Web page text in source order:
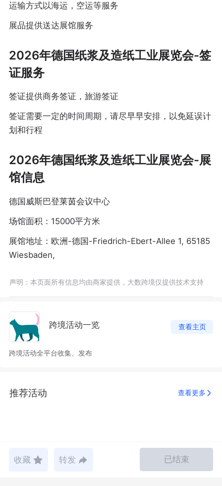
运输方式以海运，空运等服务
展品提供送达展馆服务
2026年德国纸浆及造纸工业展览会-签
证服务
签证提供商务签证，旅游签证
签证需要一定的时间周期，请尽早早安排，以免延误计
划和行程
2026年德国纸浆及造纸工业展览会-展
馆信息
德国威斯巴登莱茵会议中心
场馆面积：15000平方米
展馆地址：欧洲-德国-Friedrich-Ebert-Allee 1, 65185
Wiesbaden,
声明：本页面所有信息均由商家提供，大数跨境仅提供技术支持
跨境活动一览 查看主页
跨境活动全平台收集、发布
推荐活动 查看更多
收藏 转发 已结束